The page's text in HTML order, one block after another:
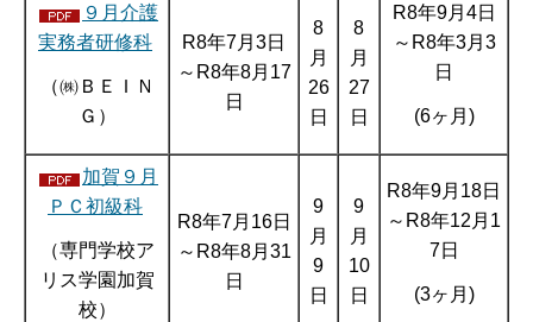
９月介護
実務者研修科
（㈱ＢＥＩＮ
Ｇ）
R8年7月3日
～R8年8月17
日
8
月
26
日
8
月
27
日
R8年9月4日
～R8年3月3
日
(6ヶ月)
加賀９月
ＰＣ初級科
（専門学校ア
リス学園加賀
校）
R8年7月16日
～R8年8月31
日
9
月
9
日
9
月
10
日
R8年9月18日
～R8年12月1
7日
(3ヶ月)